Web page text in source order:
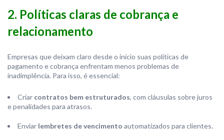
2. Políticas claras de cobrança e
relacionamento
Empresas que deixam claro desde o início suas políticas de
pagamento e cobrança enfrentam menos problemas de
inadimplência. Para isso, é essencial:
Criar contratos bem estruturados, com cláusulas sobre juros
e penalidades para atrasos.
Enviar lembretes de vencimento automatizados para clientes.